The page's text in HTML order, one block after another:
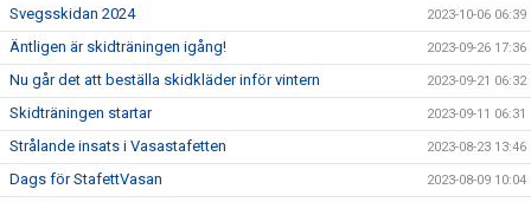
Svegsskidan 2024 2023-10-06 06:39
Äntligen är skidträningen igång! 2023-09-26 17:36
Nu går det att beställa skidkläder inför vintern 2023-09-21 06:32
Skidträningen startar 2023-09-11 06:31
Strålande insats i Vasastafetten 2023-08-23 13:46
Dags för StafettVasan 2023-08-09 10:04